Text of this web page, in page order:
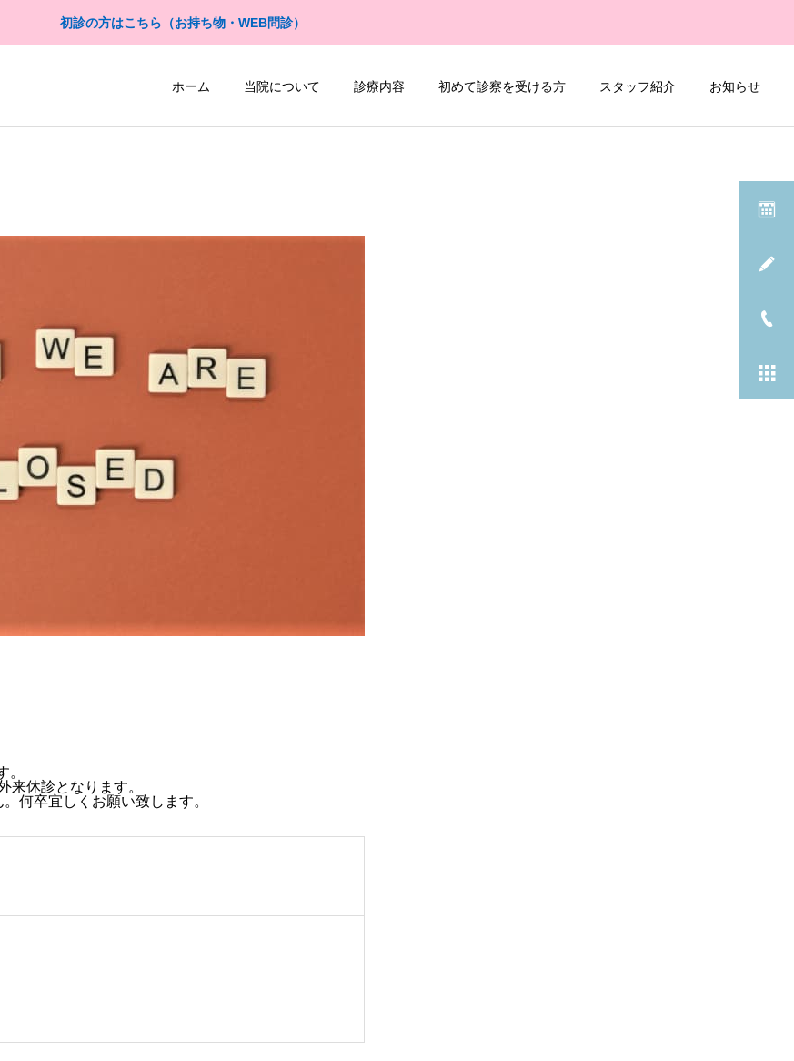
初診の方はこちら（お持ち物・WEB問診）
ホーム 当院について 診療内容 初めて診察を受ける方 スタッフ紹介 お知らせ
三富崇弘医師プロフィール 中島健寛先生プロフィール
自由診療
。
来休診となります。
何卒宜しくお願い致します。